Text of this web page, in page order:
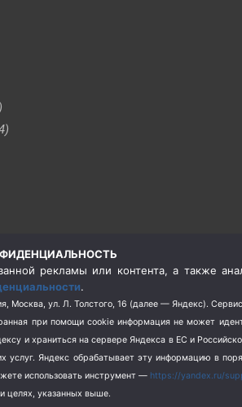
рекламы или контента, а также
.
ул. Л. Толстого, 16 (далее — Яндекс).
при помощи cookie информация не может
и храниться на сервере Яндекса в ЕС и
Яндекс обрабатывает эту информацию в
использовать инструмент — https://yandex.ru/
целях, указанных выше.